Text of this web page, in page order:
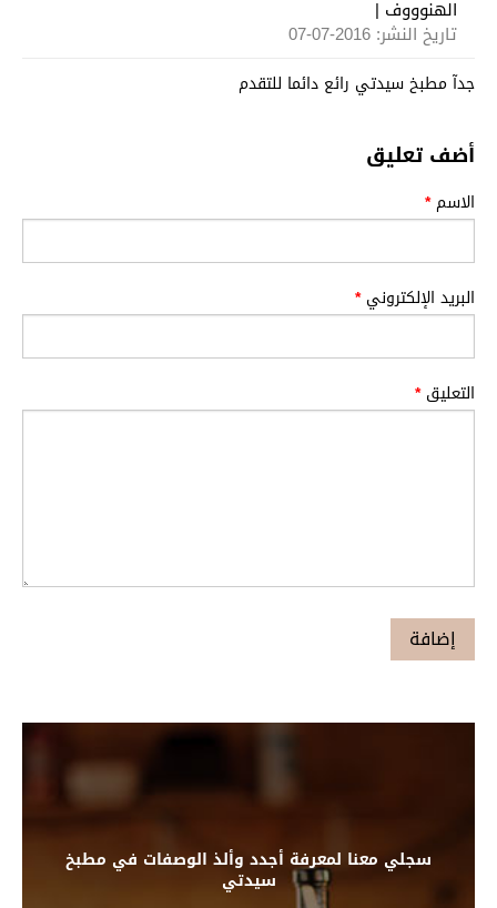
الهنوووف |
تاريخ النشر: 2016-07-07
جدآ مطبخ سيدتي رائع دائما للتقدم
أضف تعليق
الاسم*
البريد الإلكتروني*
التعليق*
سجلي معنا لمعرفة أجدد وألذ الوصفات في مطبخ
سيدتي